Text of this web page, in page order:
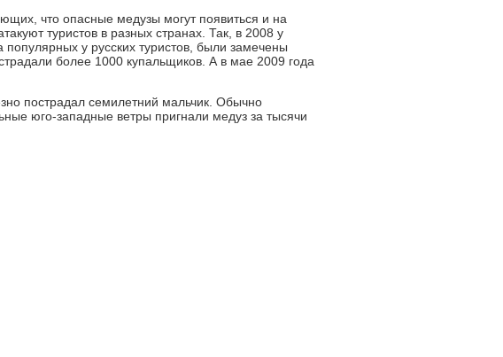
что опасные медузы могут появиться и на
туристов в разных странах. Так, в 2008 у
у русских туристов, были замечены
более 1000 купальщиков. А в мае 2009 года
пострадал семилетний мальчик. Обычно
юго-западные ветры пригнали медуз за тысячи